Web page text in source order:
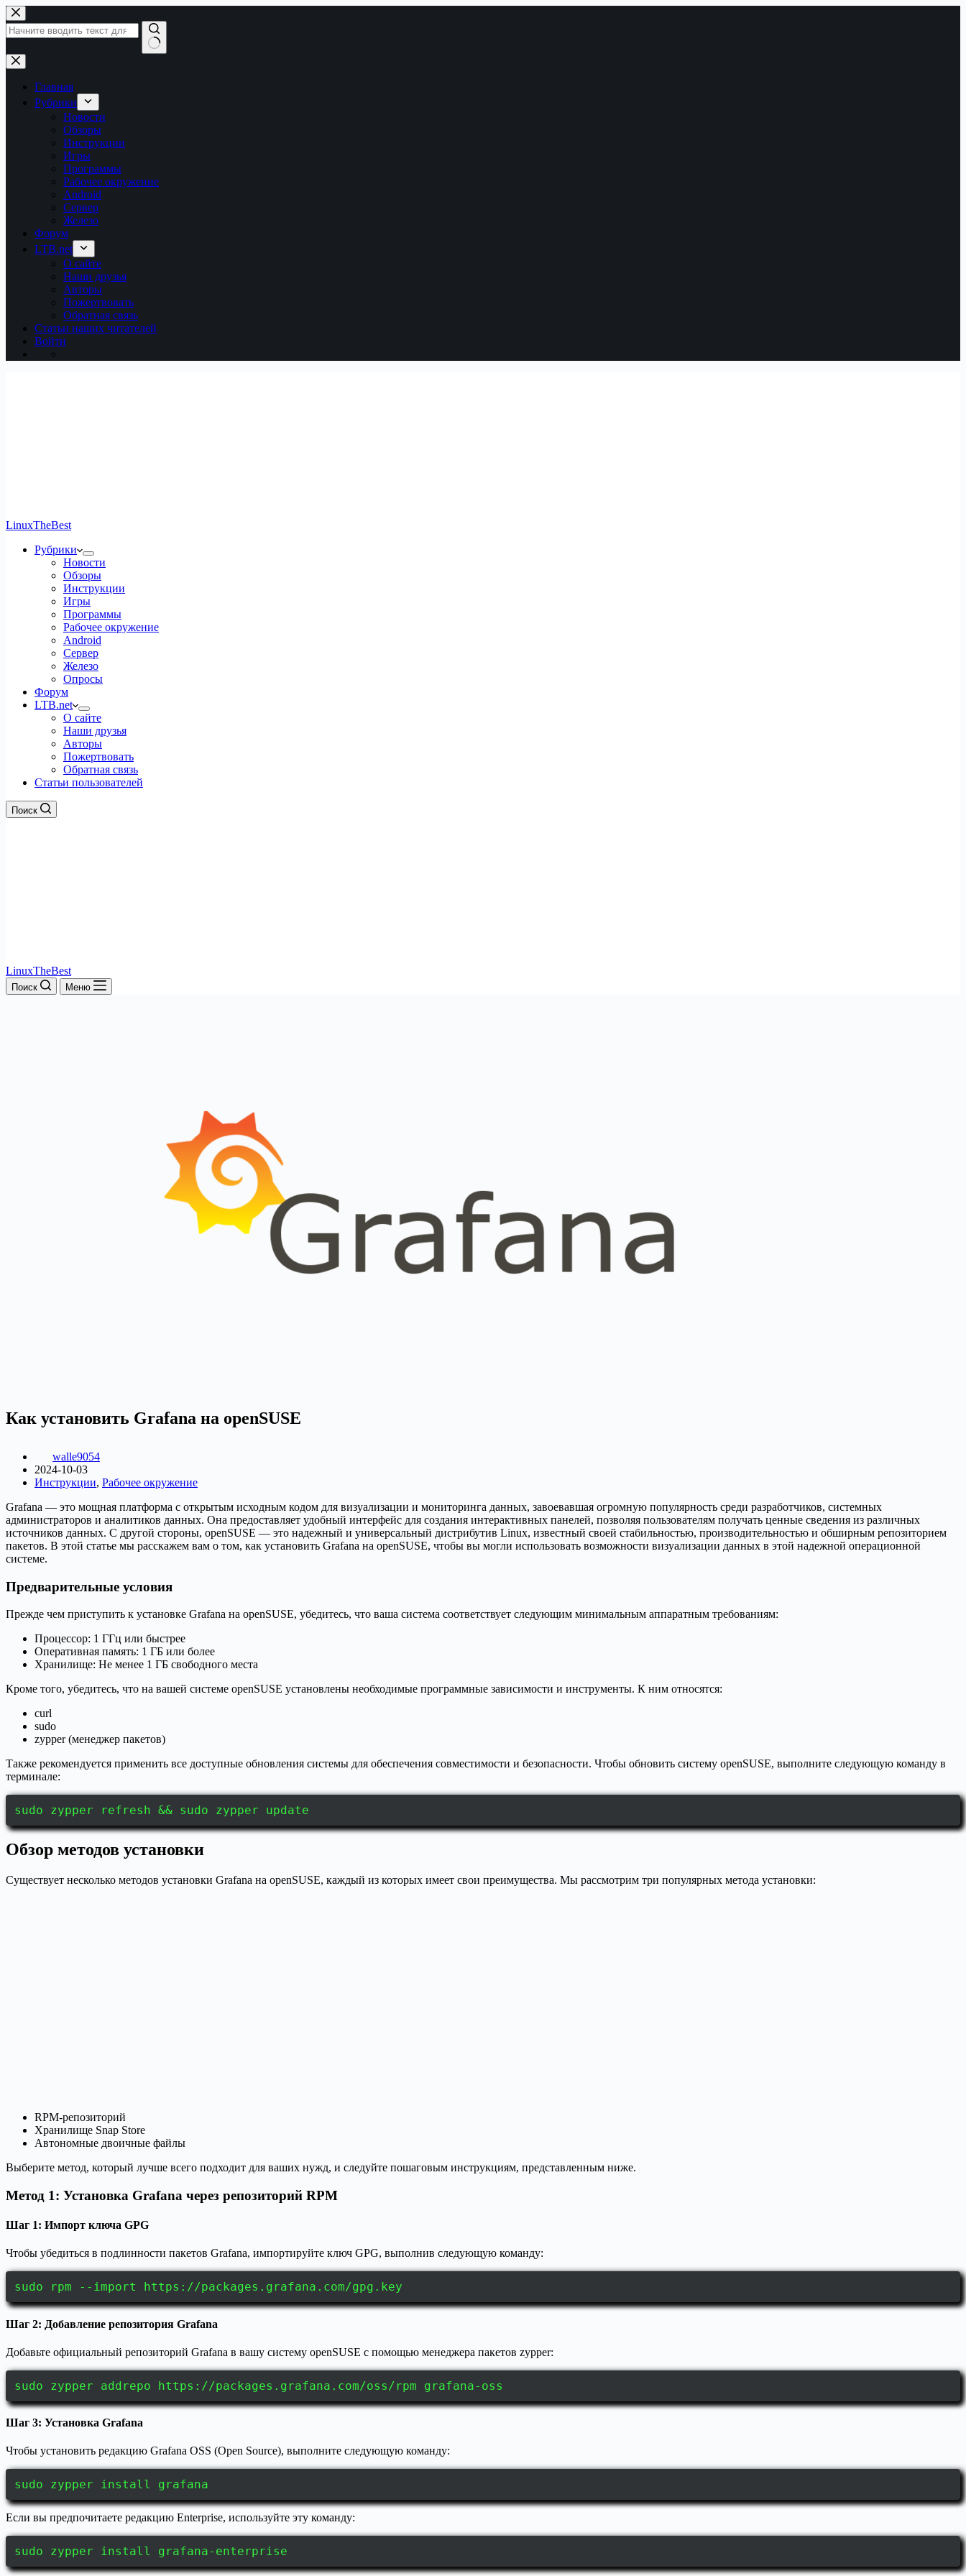
Перейти
к
сути
Ничего
не
найденоГлавная
Рубрики
Новости
Обзоры
Инструкции
Игры
Программы
Рабочее окружение
Android
Сервер
Железо
Форум
LTB.net
О сайте
Наши друзья
Авторы
Пожертвовать
Обратная связь
Статьи наших читателей
Войти
LinuxTheBest
Рубрики
Новости
Обзоры
Инструкции
Игры
Программы
Рабочее окружение
Android
Сервер
Железо
Опросы
Форум
LTB.net
О сайте
Наши друзья
Авторы
Пожертвовать
Обратная связь
Статьи пользователей
Поиск
LinuxTheBest
Поиск Меню
Как установить Grafana на openSUSE
walle9054
2024-10-03
Инструкции, Рабочее окружение
Grafana — это мощная платформа с открытым исходным кодом для визуализации и мониторинга данных, завоевавшая огромную популярность среди разработчиков, системных
администраторов и аналитиков данных. Она предоставляет удобный интерфейс для создания интерактивных панелей, позволяя пользователям получать ценные сведения из различных
источников данных. С другой стороны, openSUSE — это надежный и универсальный дистрибутив Linux, известный своей стабильностью, производительностью и обширным репозиторием
пакетов. В этой статье мы расскажем вам о том, как установить Grafana на openSUSE, чтобы вы могли использовать возможности визуализации данных в этой надежной операционной
системе.
Предварительные условия
Прежде чем приступить к установке Grafana на openSUSE, убедитесь, что ваша система соответствует следующим минимальным аппаратным требованиям:
Процессор: 1 ГГц или быстрее
Оперативная память: 1 ГБ или более
Хранилище: Не менее 1 ГБ свободного места
Кроме того, убедитесь, что на вашей системе openSUSE установлены необходимые программные зависимости и инструменты. К ним относятся:
curl
sudo
zypper (менеджер пакетов)
Также рекомендуется применить все доступные обновления системы для обеспечения совместимости и безопасности. Чтобы обновить систему openSUSE, выполните следующую команду в
терминале:
sudo zypper refresh && sudo zypper update
Обзор методов установки
Существует несколько методов установки Grafana на openSUSE, каждый из которых имеет свои преимущества. Мы рассмотрим три популярных метода установки:
RPM-репозиторий
Хранилище Snap Store
Автономные двоичные файлы
Выберите метод, который лучше всего подходит для ваших нужд, и следуйте пошаговым инструкциям, представленным ниже.
Метод 1: Установка Grafana через репозиторий RPM
Шаг 1: Импорт ключа GPG
Чтобы убедиться в подлинности пакетов Grafana, импортируйте ключ GPG, выполнив следующую команду:
sudo rpm --import https://packages.grafana.com/gpg.key
Шаг 2: Добавление репозитория Grafana
Добавьте официальный репозиторий Grafana в вашу систему openSUSE с помощью менеджера пакетов zypper:
sudo zypper addrepo https://packages.grafana.com/oss/rpm grafana-oss
Шаг 3: Установка Grafana
Чтобы установить редакцию Grafana OSS (Open Source), выполните следующую команду:
sudo zypper install grafana
Если вы предпочитаете редакцию Enterprise, используйте эту команду:
sudo zypper install grafana-enterprise